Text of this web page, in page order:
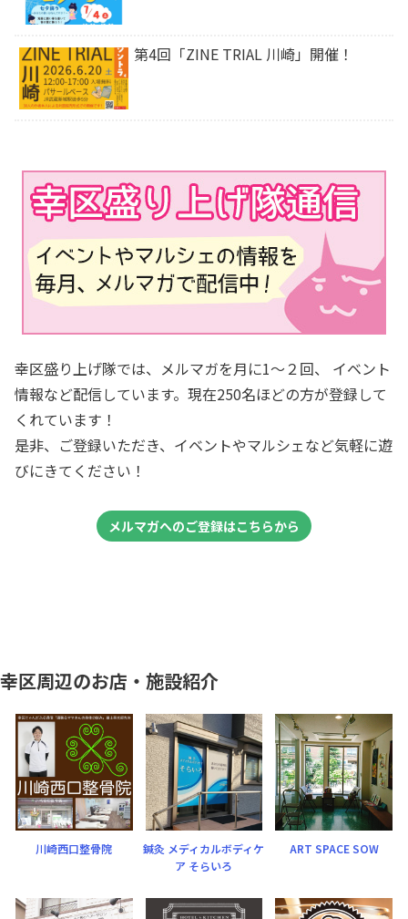
第4回「ZINE TRIAL 川崎」開催！
幸区盛り上げ隊では、メルマガを月に1～２回、 イベント
情報など配信しています。現在250名ほどの方が登録して
くれています！
是非、ご登録いただき、イベントやマルシェなど気軽に遊
びにきてください！
メルマガへのご登録はこちらから
幸区周辺のお店・施設紹介
川崎西口整骨院
鍼灸 メディカルボディケ
ア そらいろ
ART SPACE SOW